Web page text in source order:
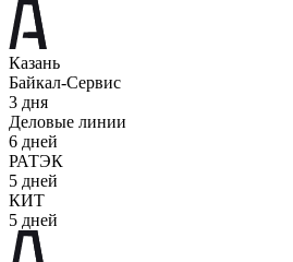
Казань
Байкал-Сервис
3 дня
Деловые линии
6 дней
РАТЭК
5 дней
КИТ
5 дней